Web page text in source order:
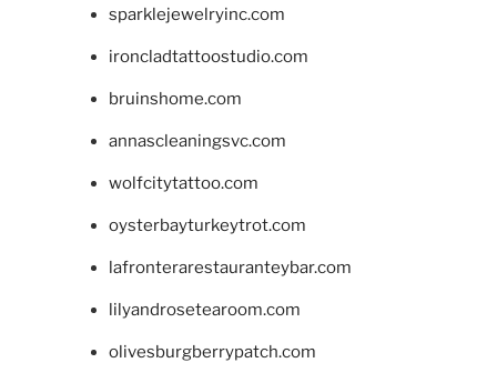
sparklejewelryinc.com
ironcladtattoostudio.com
bruinshome.com
annascleaningsvc.com
wolfcitytattoo.com
oysterbayturkeytrot.com
lafronterarestauranteybar.com
lilyandrosetearoom.com
olivesburgberrypatch.com